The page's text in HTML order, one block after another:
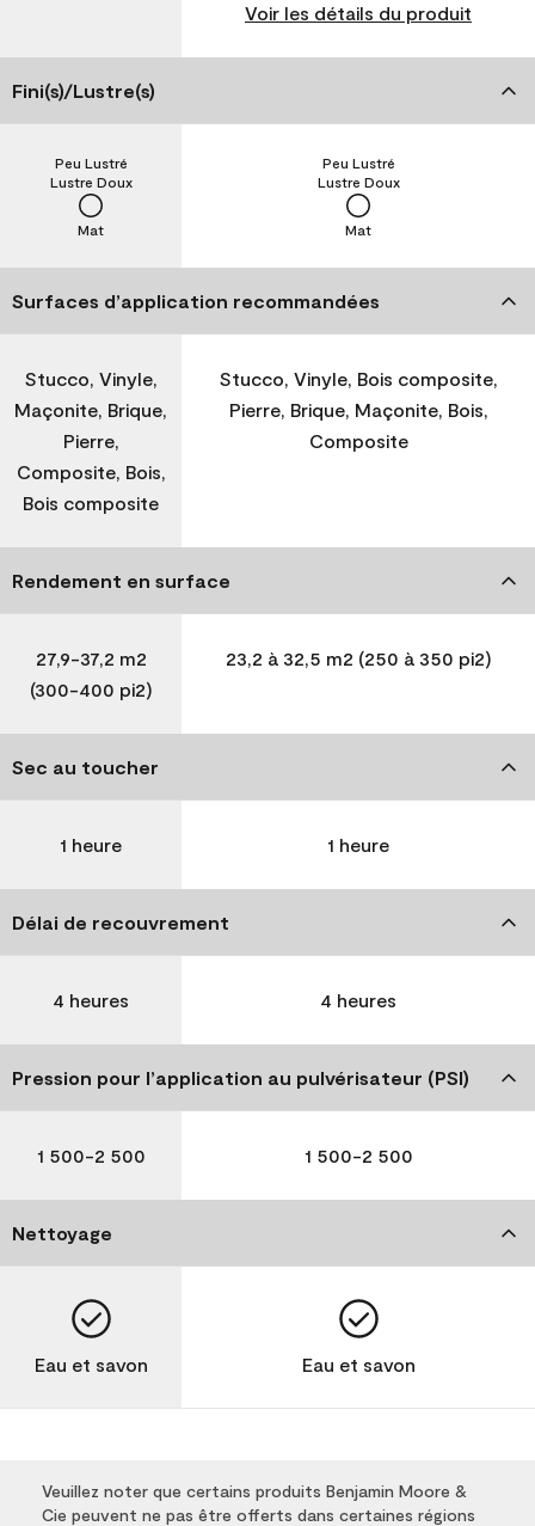
Voir les détails du produit
Fini(s)/Lustre(s)
Mat
Lustre Doux
Peu Lustré
Mat
Lustre Doux
Peu Lustré
Surfaces d’application recommandées
Stucco, Vinyle,
Maçonite, Brique,
Pierre,
Composite, Bois,
Bois composite
Stucco, Vinyle, Bois composite,
Pierre, Brique, Maçonite, Bois,
Composite
Rendement en surface
27,9-37,2 m2
(300-400 pi2)
23,2 à 32,5 m2 (250 à 350 pi2)
Sec au toucher
1 heure 1 heure
Délai de recouvrement
4 heures 4 heures
Pression pour l’application au pulvérisateur (PSI)
1 500-2 500 1 500-2 500
Nettoyage
Eau et savon Eau et savon
Veuillez noter que certains produits Benjamin Moore &
Cie peuvent ne pas être offerts dans certaines régions